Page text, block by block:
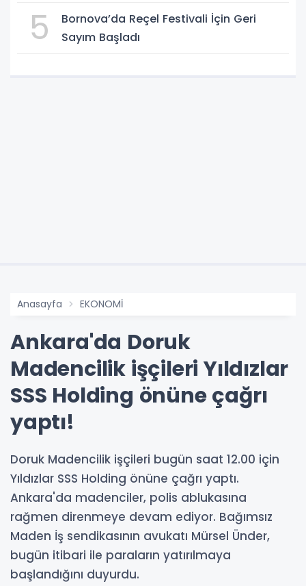
5
Bornova’da Reçel Festivali İçin Geri
Sayım Başladı
Anasayfa EKONOMİ
Ankara'da Doruk
Madencilik işçileri Yıldızlar
SSS Holding önüne çağrı
yaptı!
Doruk Madencilik işçileri bugün saat 12.00 için
Yıldızlar SSS Holding önüne çağrı yaptı.
Ankara'da madenciler, polis ablukasına
rağmen direnmeye devam ediyor. Bağımsız
Maden İş sendikasının avukatı Mürsel Ünder,
bugün itibari ile paraların yatırılmaya
başlandığını duyurdu.